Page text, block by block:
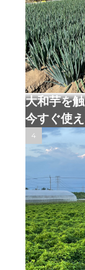
大和芋を
今すぐ使